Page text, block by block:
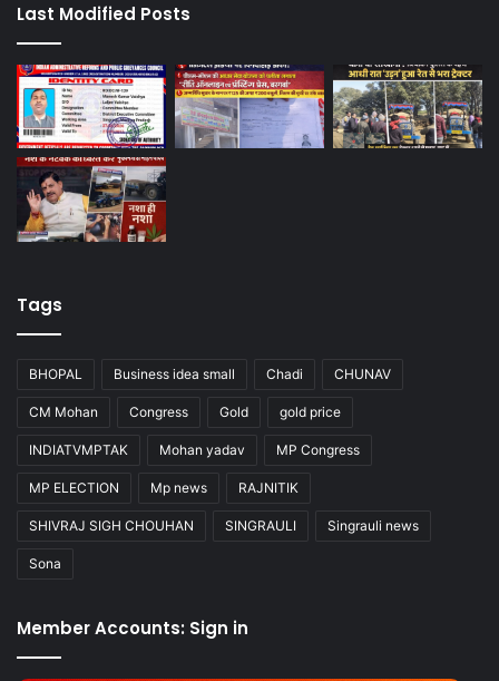
Last Modified Posts
Tags
BHOPAL Business idea small Chadi CHUNAV
CM Mohan Congress Gold gold price
INDIATVMPTAK Mohan yadav MP Congress
MP ELECTION Mp news RAJNITIK
SHIVRAJ SIGH CHOUHAN SINGRAULI Singrauli news
Sona
Member Accounts: Sign in